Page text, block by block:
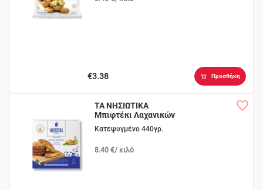
€3.38 Προσθήκη
ΤΑ ΝΗΣΙΩΤΙΚΑ
Μπιφτέκι Λαχανικών
Κατεψυγμένο 440γρ.
8.40 €/ κιλό